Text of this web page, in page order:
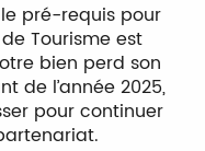
pré-requis pour
Tourisme est
bien perd son
de l’année 2025,
pour continuer